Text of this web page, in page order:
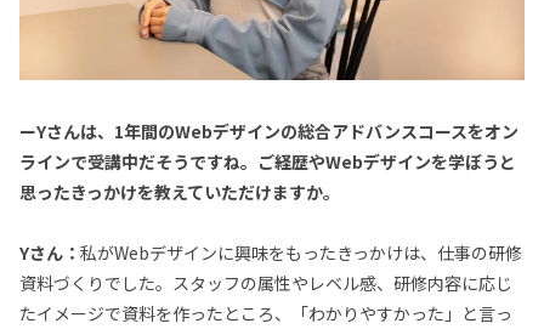
ーYさんは、1年間のWebデザインの総合アドバンスコースをオン
ラインで受講中だそうですね。ご経歴やWebデザインを学ぼうと
思ったきっかけを教えていただけますか。
Yさん： 私がWebデザインに興味をもったきっかけは、仕事の研修
資料づくりでした。スタッフの属性やレベル感、研修内容に応じ
たイメージで資料を作ったところ、「わかりやすかった」と言っ